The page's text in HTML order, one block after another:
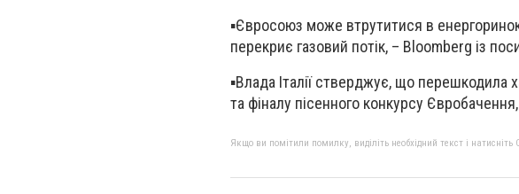
▪️Євросоюз може втрутитися в
перекриє газовий потік, – Bloomberg із
▪️Влада Італії стверджує, що перешкодила
та фіналу пісенного конкурсу
Якщо ви помітили помилку, виділіть необхідний текст і